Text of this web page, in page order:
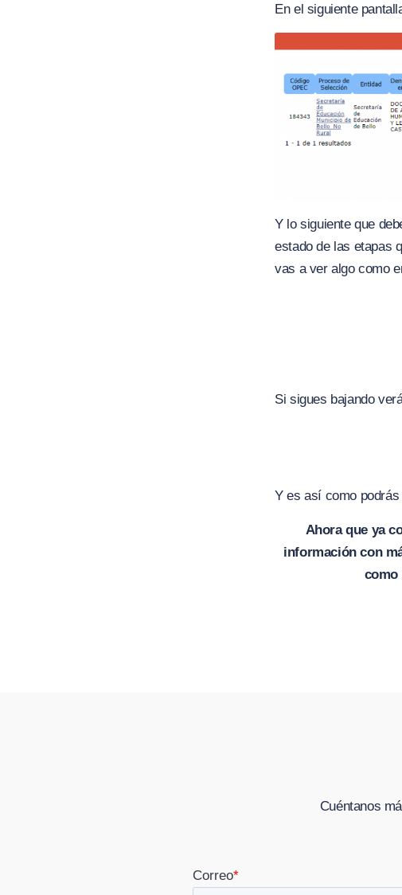
En el siguiente
Y lo siguiente que
estado de las etapas
vas a ver algo como
Si sigues bajando
Y es así como
Ahora que ya
información con
como
Cuéntanos